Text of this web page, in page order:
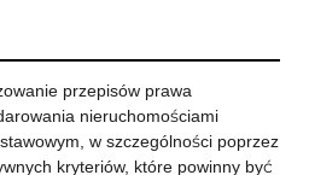
przepisów prawa
nieruchomościami
w szczególności poprzez
kryteriów, które powinny być